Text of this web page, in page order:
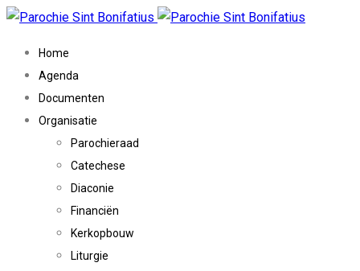
Home
Agenda
Documenten
Organisatie
Parochieraad
Catechese
Diaconie
Financiën
Kerkopbouw
Liturgie